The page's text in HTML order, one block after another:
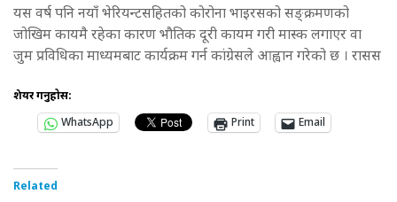
यस वर्ष पनि नयाँ भेरियन्टसहितको कोरोना भाइरसको सङ्क्रमणको
जोखिम कायमै रहेका कारण भौतिक दूरी कायम गरी मास्क लगाएर वा
जुम प्रविधिका माध्यमबाट कार्यक्रम गर्न कांग्रेसले आह्वान गरेको छ । रासस
शेयर गर्नुहोस:
WhatsApp
Print Email
Related